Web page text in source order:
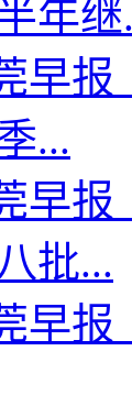
年继
早
...
早
批...
早